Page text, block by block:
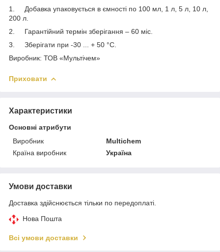
1. Добавка упаковується в ємності по 100 мл, 1 л, 5 л, 10 л,
200 л.
2. Гарантійний термін зберігання – 60 міс.
3. Зберігати при -30 ... + 50 °С.
Виробник: ТОВ «Мультічем»
Приховати
Характеристики
Основні атрибути
Виробник
Multichem
Країна виробник
Україна
Умови доставки
Доставка здійснюється тільки по передоплаті.
Нова Пошта
Всі умови доставки